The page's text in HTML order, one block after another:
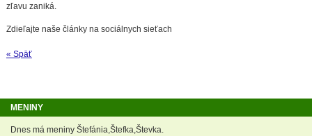
zľavu zaniká.
Zdieľajte naše články na sociálnych sieťach
« Späť
MENINY
Dnes má meniny Štefánia,Štefka,Števka.